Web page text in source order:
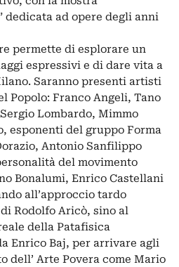
dedicata ad opere degli anni
permette di esplorare un
espressivi e di dare vita a
Saranno presenti artisti
Popolo: Franco Angeli, Tano
Lombardo, Mimmo
esponenti del gruppo Forma
Antonio Sanfilippo
del movimento
Bonalumi, Enrico Castellani
all’approccio tardo
Rodolfo Aricò, sino al
della Patafisica
Enrico Baj, per arrivare agli
dell’ Arte Povera come Mario